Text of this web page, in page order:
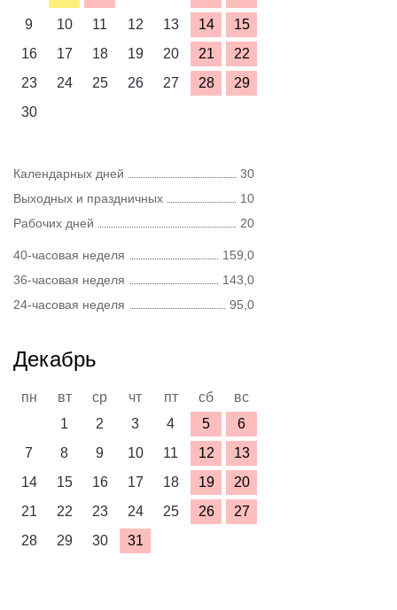
9
10 11 12 13 14
15
16
17 18 19 20 21
22
23
24 25 26 27 28
29
30
Календарных дней
30
Выходных и праздничных
10
Рабочих дней
20
40-часовая неделя
159,0
36-часовая неделя
143,0
24-часовая неделя
95,0
Декабрь
пн вт ср чт пт сб
вс
1
2 3 4 5
6
7
8 9 10 11 12
13
14
15 16 17 18 19
20
21
22 23 24 25 26
27
28
29 30 31